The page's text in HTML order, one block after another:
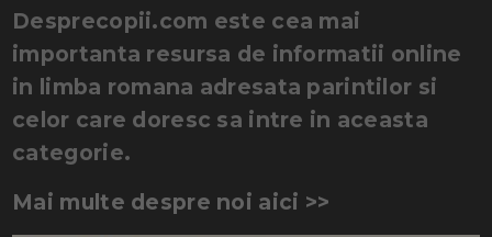
Desprecopii.com este cea mai
importanta resursa de informatii online
in limba romana adresata parintilor si
celor care doresc sa intre in aceasta
categorie.
Mai multe despre noi aici >>